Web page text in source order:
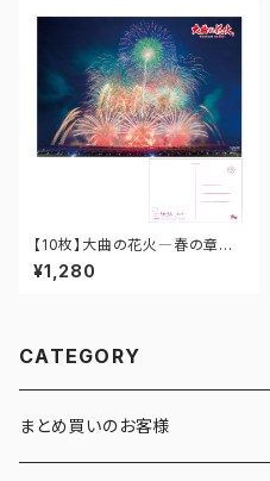
【10枚】大曲の花火―春の章―
¥1,280
CATEGORY
まとめ買いのお客様